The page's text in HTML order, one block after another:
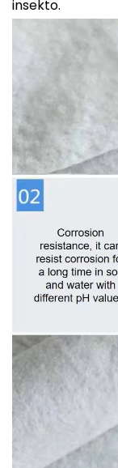
insekto.